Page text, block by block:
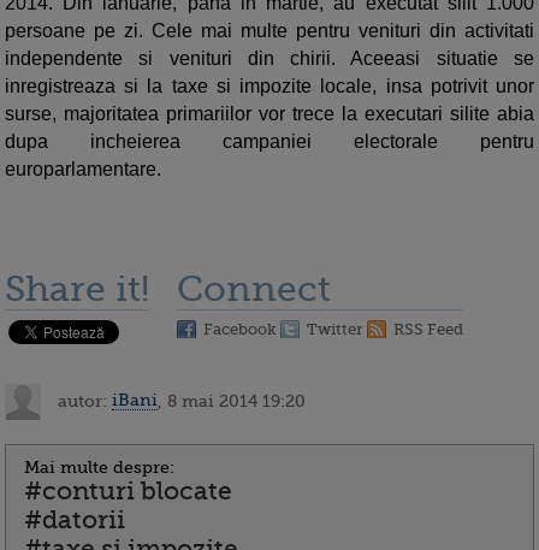
persoane pe zi. Cele mai multe pentru venituri din activitati
independente si venituri din chirii. Aceeasi situatie se
inregistreaza si la taxe si impozite locale, insa potrivit unor
surse, majoritatea primariilor vor trece la executari silite abia
dupa incheierea campaniei electorale pentru
europarlamentare.
Share it! Connect
Facebook Twitter RSS Feed
autor: iBani , 8 mai 2014 19:20
Mai multe despre:
#conturi blocate
#datorii